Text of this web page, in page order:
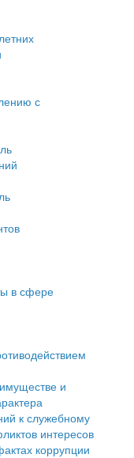
малого и
с
в сфере
и
к служебному
интересов
коррупции